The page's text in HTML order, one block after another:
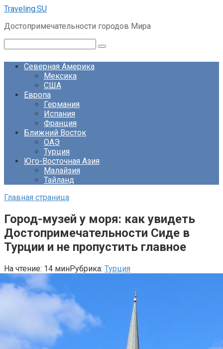
Перейти
контенту
Traveling.SU
Достопримечательности городов Мира
Северная Америка
Мексика
США
Европа
Германия
Испания
Франция
Ближний Восток
ОАЭ
Турция
Юго-Восточная Азия
Малайзия
Тайланд
Главная страница
Город-музей у моря: как увидеть
Достопримечательности Сиде в
Турции и не пропустить главное
На чтение: 14 минРубрика: Турция